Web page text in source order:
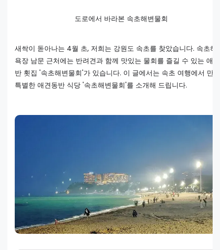
도로에서 바라본 속초해변물회
새싹이 돋아나는 4월 초, 저희는 강원도 속초를 찾았습니다. 속초해
욕장 남문 근처에는 반려견과 함께 맛있는 물회를 즐길 수 있는 애
반 횟집 '속초해변물회'가 있습니다. 이 글에서는 속초 여행에서 만난
특별한 애견동반 식당 '속초해변물회'를 소개해 드립니다.